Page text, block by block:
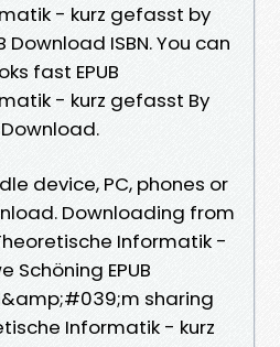
- kurz gefasst by
Download ISBN. You can
fast EPUB
- kurz gefasst By
Download.
device, PC, phones or
Downloading from
Informatik -
Schöning EPUB
sharing
Informatik - kurz